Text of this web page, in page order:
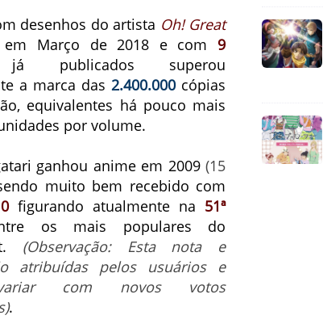
desenhos do artista Oh! Great
Março de 2018 e com 9
publicados superou
a marca das 2.400.000cópias
equivalentes há pouco mais
por volume.
ganhou anime em 2009(15
muito bem recebido com
figurando atualmente na 51ª
os mais populares do
(Observação: Esta nota e
atribuídas pelos usuários e
com novos votos
.